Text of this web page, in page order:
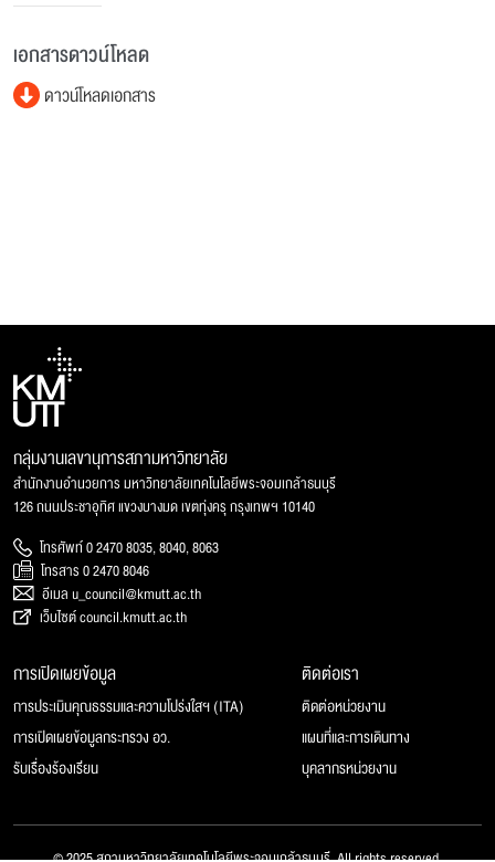
เอกสารดาวน์โหลด
ดาวน์โหลดเอกสาร
กลุ่มงานเลขานุการสภามหาวิทยาลัย
สำนักงานอำนวยการ มหาวิทยาลัยเทคโนโลยีพระจอมเกล้าธนบุรี
126 ถนนประชาอุทิศ แขวงบางมด เขตทุ่งครุ กรุงเทพฯ 10140
โทรศัพท์ 0 2470 8035, 8040, 8063
โทรสาร 0 2470 8046
อีเมล u_council@kmutt.ac.th
เว็บไซต์ council.kmutt.ac.th
การเปิดเผยข้อมูล
การประเมินคุณธรรมและความโปร่งใสฯ (ITA)
การเปิดเผยข้อมูลกระทรวง อว.
รับเรื่องร้องเรียน
ติดต่อเรา
ติดต่อหน่วยงาน
แผนที่และการเดินทาง
บุคลากรหน่วยงาน